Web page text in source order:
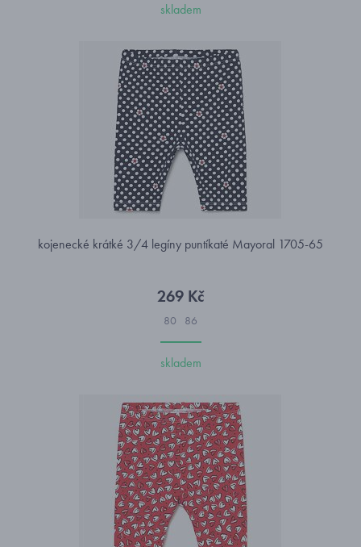
skladem
kojenecké krátké 3/4 legíny puntíkaté Mayoral 1705-65
269 Kč
80 86
skladem